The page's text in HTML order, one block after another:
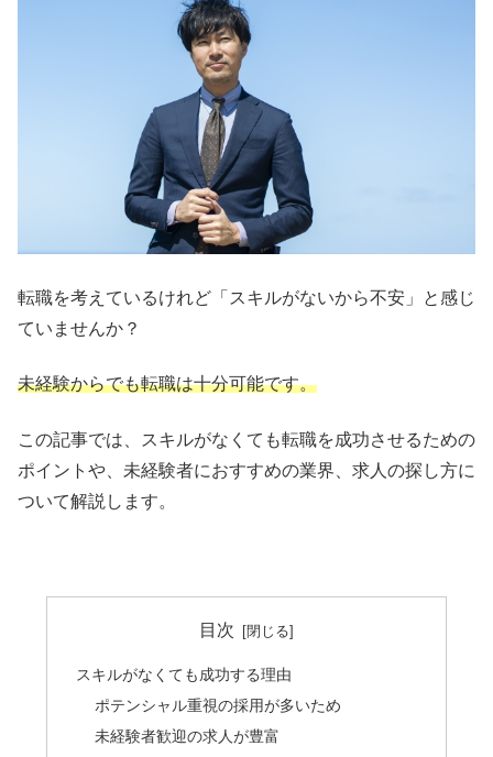
転職を考えているけれど「スキルがないから不安」と感じ
ていませんか？
未経験からでも転職は十分可能です。
この記事では、スキルがなくても転職を成功させるための
ポイントや、未経験者におすすめの業界、求人の探し方に
ついて解説します。
目次
スキルがなくても成功する理由
ポテンシャル重視の採用が多いため
未経験者歓迎の求人が豊富